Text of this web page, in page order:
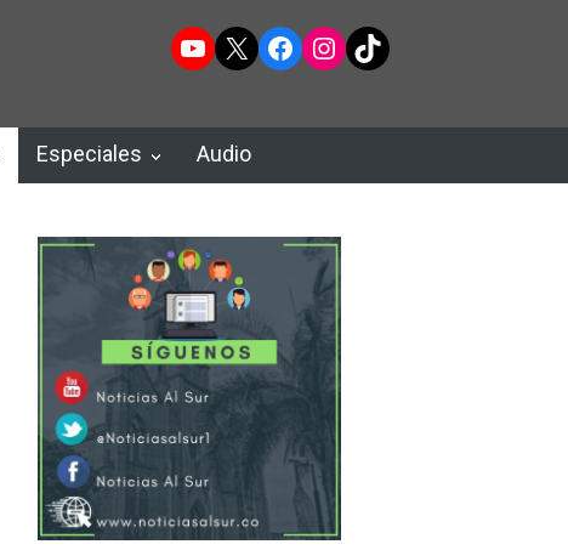
YouTube
X Facebook
Instagram
TikTok
Especiales Audio